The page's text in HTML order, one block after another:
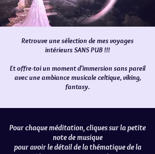
Retrouve une sélection de mes voyages
intérieurs SANS PUB !!!
Et offre-toi un moment d'immersion sans pareil
avec une ambiance musicale celtique, viking,
fantasy.
Pour chaque méditation, cliques sur la petite
note de musique
pour avoir le détail de la thématique de la